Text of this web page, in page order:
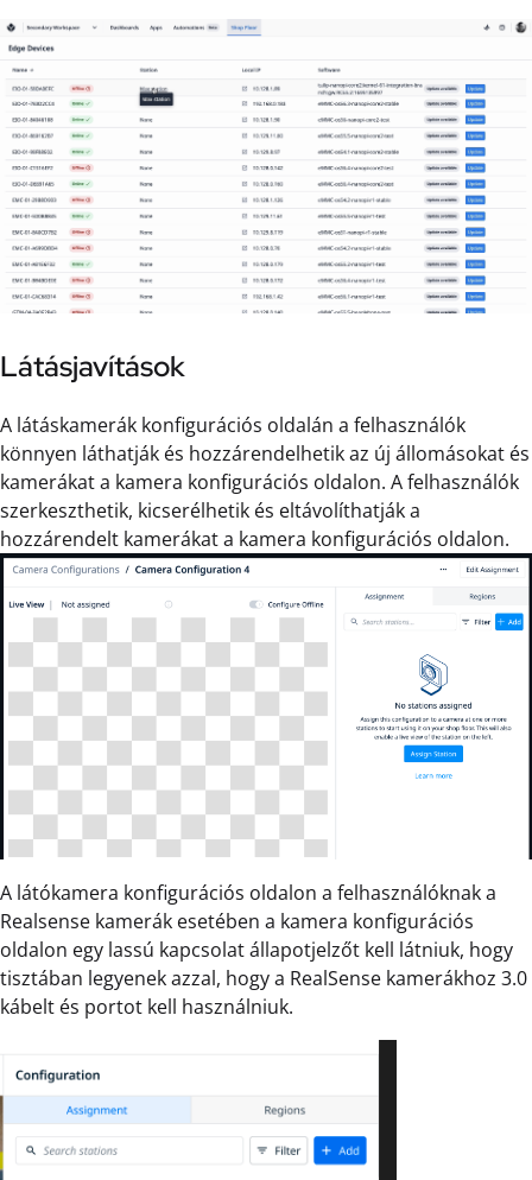
Látásjavítások
A látáskamerák konfigurációs oldalán a felhasználók
könnyen láthatják és hozzárendelhetik az új állomásokat és
kamerákat a kamera konfigurációs oldalon. A felhasználók
szerkeszthetik, kicserélhetik és eltávolíthatják a
hozzárendelt kamerákat a kamera konfigurációs oldalon.
A látókamera konfigurációs oldalon a felhasználóknak a
Realsense kamerák esetében a kamera konfigurációs
oldalon egy lassú kapcsolat állapotjelzőt kell látniuk, hogy
tisztában legyenek azzal, hogy a RealSense kamerákhoz 3.0
kábelt és portot kell használniuk.